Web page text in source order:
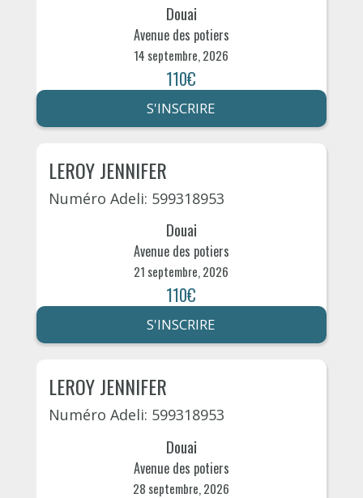
Douai
Avenue des potiers
14 septembre, 2026
110€
S'INSCRIRE
LEROY JENNIFER
Numéro Adeli: 599318953
Douai
Avenue des potiers
21 septembre, 2026
110€
S'INSCRIRE
LEROY JENNIFER
Numéro Adeli: 599318953
Douai
Avenue des potiers
28 septembre, 2026